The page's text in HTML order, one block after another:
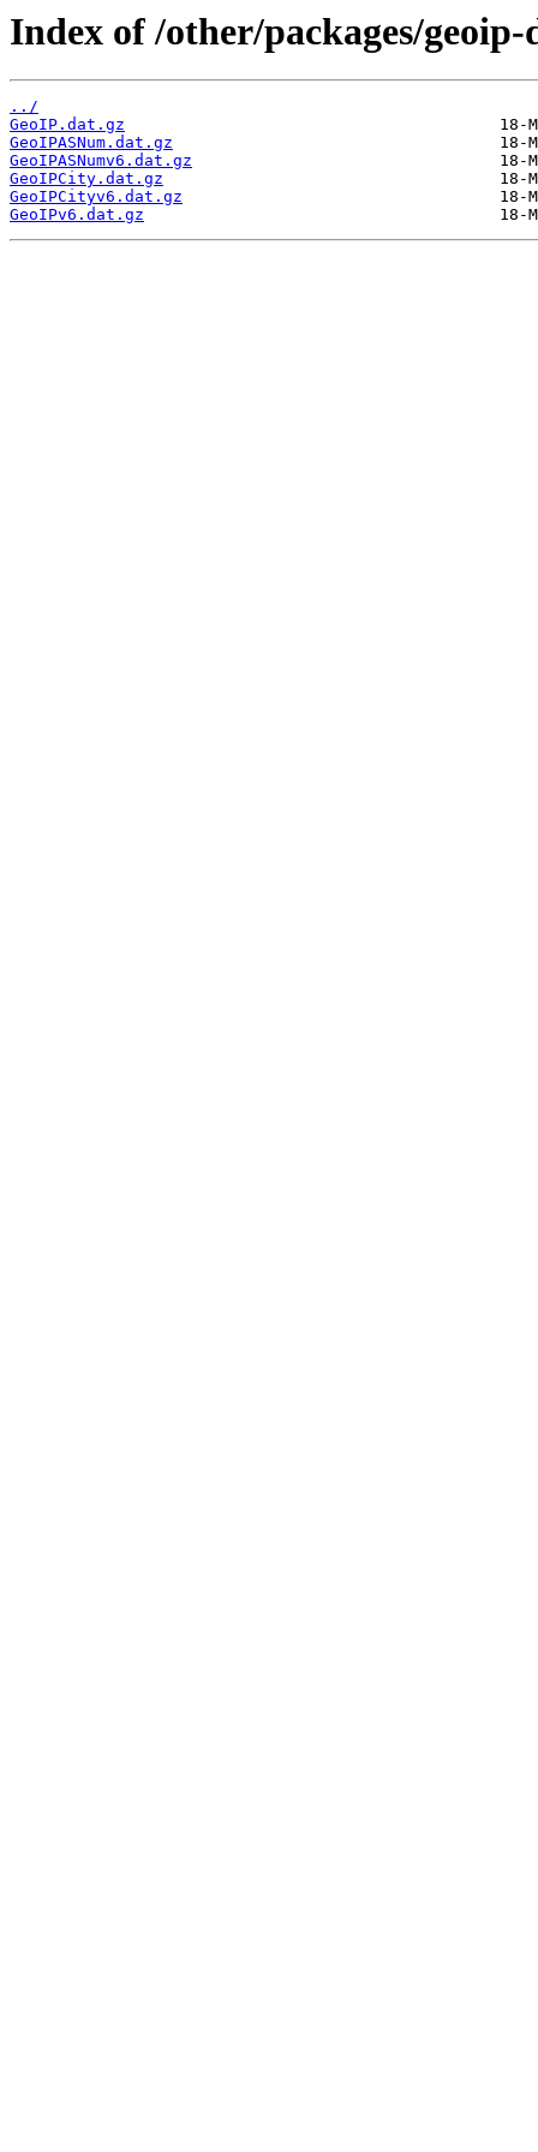
Index of /other/packages/geoip-
../
GeoIP.dat.gz
GeoIPASNum.dat.gz
GeoIPASNumv6.dat.gz
GeoIPCity.dat.gz
GeoIPCityv6.dat.gz
GeoIPv6.dat.gz